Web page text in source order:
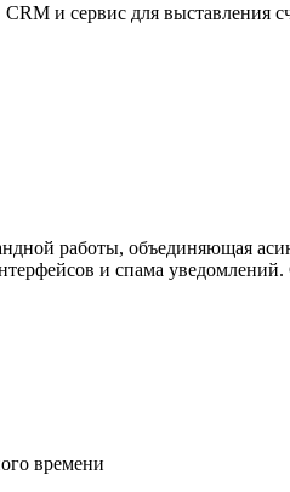
и сервис для
работы, объединяющая
и спама
времени